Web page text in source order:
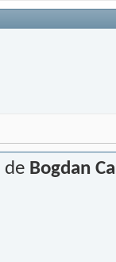
de Bogdan